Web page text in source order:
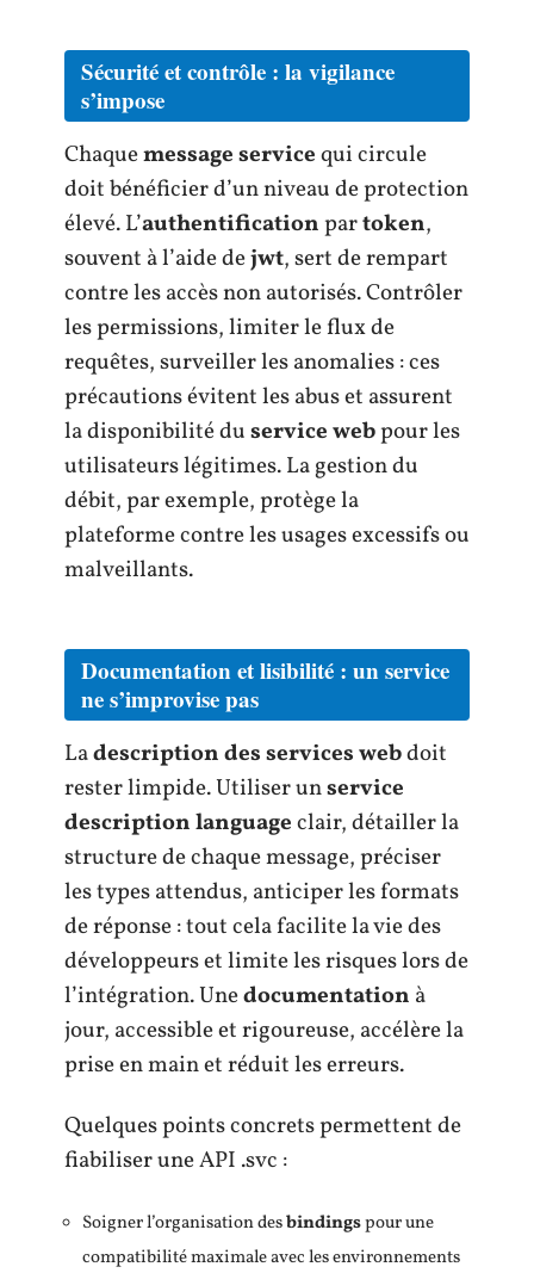
Sécurité et contrôle : la vigilance
s’impose
Chaquemessage servicequi circule
doit bénéficier d’un niveau de protection
élevé. L’authentificationpartoken,
souvent à l’aide dejwt, sert de rempart
contre les accès non autorisés. Contrôler
les permissions, limiter le flux de
requêtes, surveiller les anomalies : ces
précautions évitent les abus et assurent
la disponibilité duservice webpour les
utilisateurs légitimes. La gestion du
débit, par exemple, protège la
plateforme contre les usages excessifs ou
malveillants.
Documentation et lisibilité : un service
ne s’improvise pas
Ladescription des services webdoit
rester limpide. Utiliser unservice
description languageclair, détailler la
structure de chaque message, préciser
les types attendus, anticiper les formats
de réponse : tout cela facilite la vie des
développeurs et limite les risques lors de
l’intégration. Unedocumentation à
jour, accessible et rigoureuse, accélère la
prise en main et réduit les erreurs.
Quelques points concrets permettent de
fiabiliser une API .svc :
Soigner l’organisation desbindingspour une
compatibilité maximale avec les environnements